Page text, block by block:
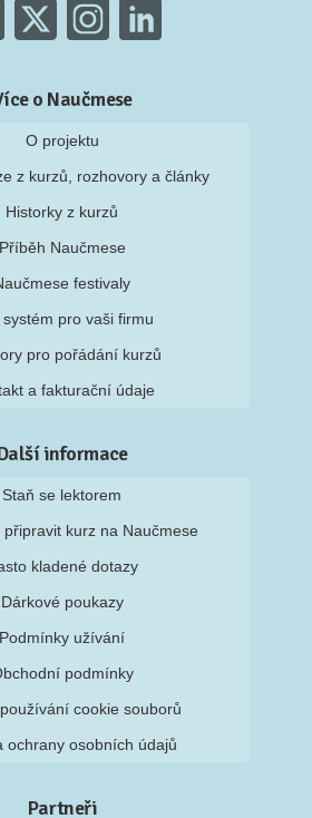
o Naučmese
O projektu
z kurzů, rozhovory a články
Historky z kurzů
Příběh Naučmese
festivaly
systém pro vaši firmu
pro pořádání kurzů
a fakturační údaje
informace
Staň se lektorem
připravit kurz na Naučmese
kladené dotazy
Dárkové poukazy
Podmínky užívání
podmínky
cookie souborů
ochrany osobních údajů
Partneři